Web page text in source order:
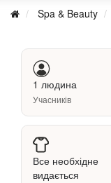
Spa & Beauty
1 людина
Учасників
Все необхідне
видається